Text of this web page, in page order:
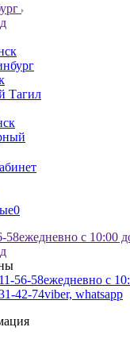
Тагил
0
58ежедневно с 10:00
56-58ежедневно с
42-74viber, whatsapp